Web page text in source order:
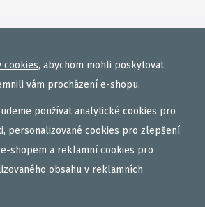
cookies, abychom mohli poskytovat
vám procházení e-shopu.
používat analytické cookies pro
personalizované cookies pro zlepšení
shopem a reklamní cookies pro
obsahu v reklamních